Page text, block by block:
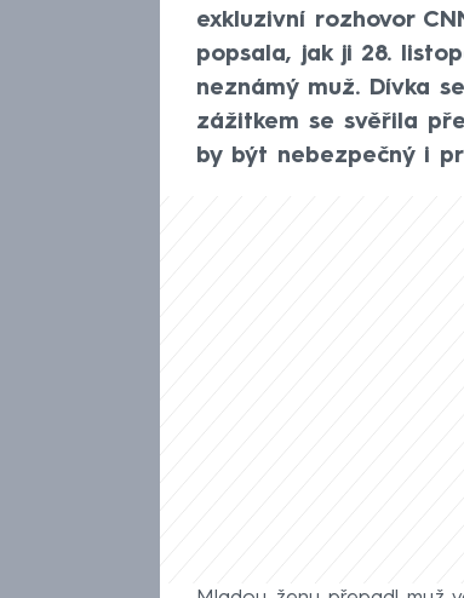
exkluzivní rozhovor
popsala, jak ji 28.
neznámý muž. Dívka
zážitkem se svěřila
by být nebezpečný i